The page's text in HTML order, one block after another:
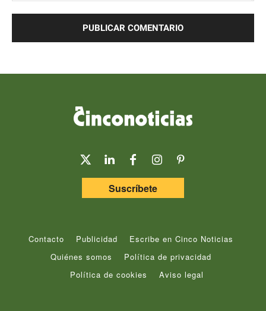
Suscríbete
Contacto Publicidad
Escribe en Cinco Noticias
Quiénes somos
Política de privacidad
Política de cookies
Aviso legal